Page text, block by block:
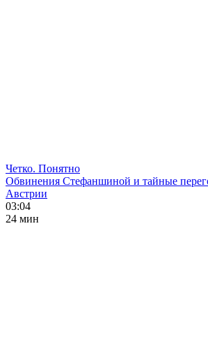
Четко. Понятно
Обвинения Стефаншиной и тайные
Австрии
03:04
24 мин